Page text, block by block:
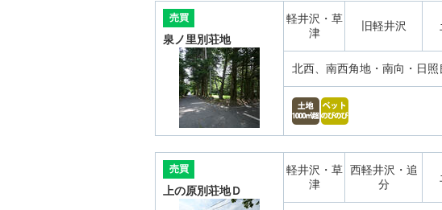
売買
泉ノ里別荘地
軽井沢・草
津
旧軽井沢
北西、南西角地・南向・日
売買
上の原別荘地Ｄ
軽井沢・草
津
西軽井沢・追
分